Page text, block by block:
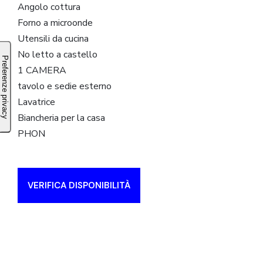
Angolo cottura
Forno a microonde
Utensili da cucina
No letto a castello
1 CAMERA
tavolo e sedie esterno
Lavatrice
Biancheria per la casa
PHON
VERIFICA DISPONIBILITÀ